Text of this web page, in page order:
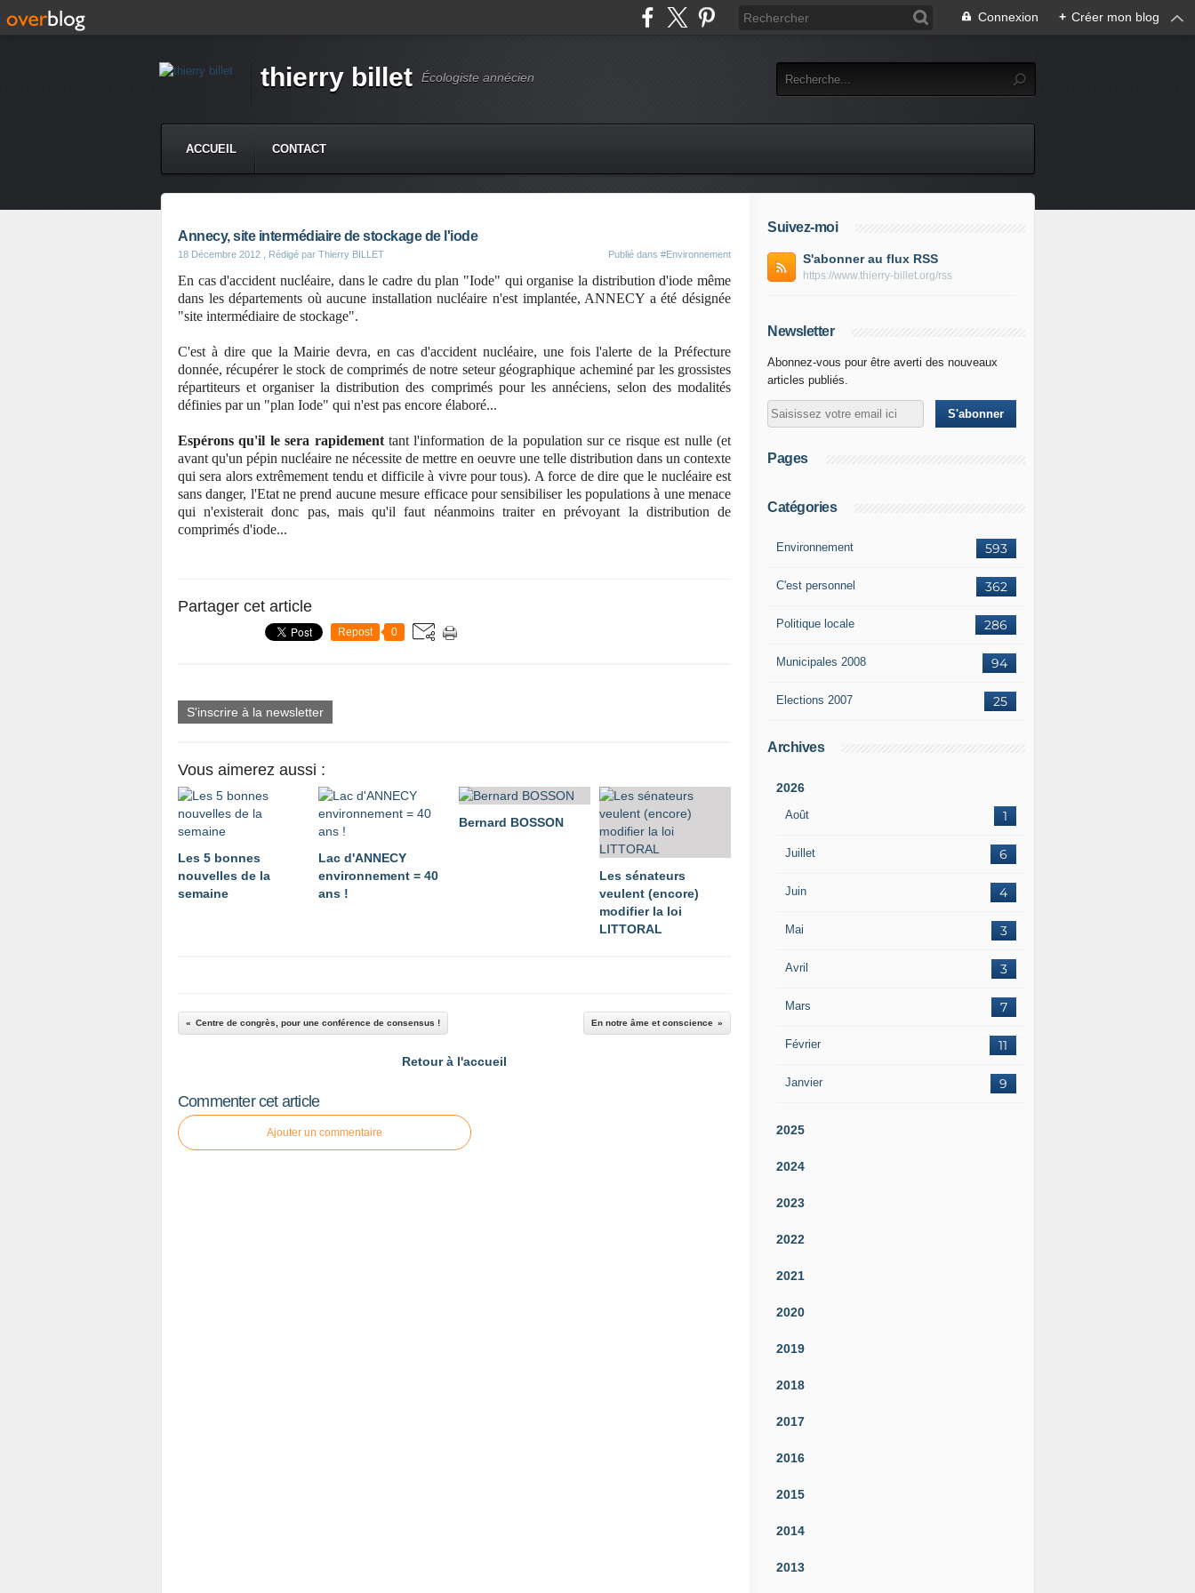
Connexion + Créer mon blog
thierry billet Écologiste annécien
ACCUEIL CONTACT
Annecy, site intermédiaire de stockage de l'iode
18 Décembre 2012 , Rédigé par Thierry BILLET Publié dans #Environnement
En cas d'accident nucléaire, dans le cadre du plan "Iode" qui organise la distribution d'iode même
dans les départements où aucune installation nucléaire n'est implantée, ANNECY a été désignée
"site intermédiaire de stockage".
C'est à dire que la Mairie devra, en cas d'accident nucléaire, une fois l'alerte de la Préfecture
donnée, récupérer le stock de comprimés de notre seteur géographique acheminé par les grossistes
répartiteurs et organiser la distribution des comprimés pour les annéciens, selon des modalités
définies par un "plan Iode" qui n'est pas encore élaboré...
Espérons qu'il le sera rapidementtant l'information de la population sur ce risque est nulle (et
avant qu'un pépin nucléaire ne nécessite de mettre en oeuvre une telle distribution dans un contexte
qui sera alors extrêmement tendu et difficile à vivre pour tous). A force de dire que le nucléaire est
sans danger, l'Etat ne prend aucune mesure efficace pour sensibiliser les populations à une menace
qui n'existerait donc pas, mais qu'il faut néanmoins traiter en prévoyant la distribution de
comprimés d'iode...
Partager cet article
Repost 0
S'inscrire à la newsletter
Vous aimerez aussi :
Les 5 bonnes
nouvelles de la
semaine
Lac d'ANNECY
environnement = 40
ans !
Bernard BOSSON
Les sénateurs
veulent (encore)
modifier la loi
LITTORAL
Centre de congrès, pour une conférence de consensus ! En notre âme et conscience
Retour à l'accueil
Commenter cet article
Ajouter un commentaire
Suivez-moi
S'abonner au flux RSS
https://www.thierry-billet.org/rss
Newsletter
Abonnez-vous pour être averti des nouveaux
articles publiés.
Pages
Catégories
593
Environnement
362
C'est personnel
286
Politique locale
94
Municipales 2008
25
Elections 2007
Archives
2026
Août 1
Juillet 6
Juin 4
Mai 3
Avril 3
Mars 7
Février 11
Janvier 9
2025
2024
2023
2022
2021
2020
2019
2018
2017
2016
2015
2014
2013